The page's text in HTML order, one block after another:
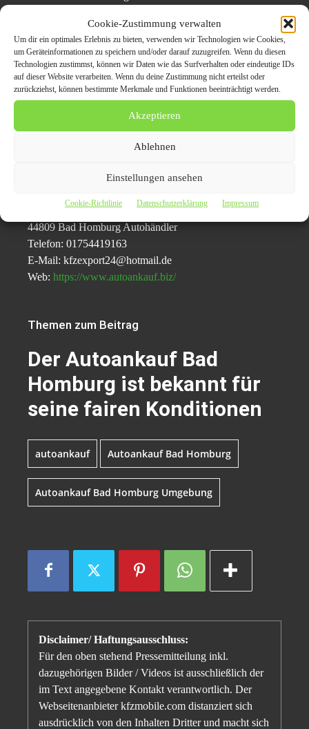
Cookie-Zustimmung verwalten
Um dir ein optimales Erlebnis zu bieten, verwenden wir Technologien wie Cookies,
um Geräteinformationen zu speichern und/oder darauf zuzugreifen. Wenn du diesen
Technologien zustimmst, können wir Daten wie das Surfverhalten oder eindeutige IDs
auf dieser Website verarbeiten. Wenn du deine Zustimmung nicht erteilst oder
zurückziehst, können bestimmte Merkmale und Funktionen beeinträchtigt werden.
Akzeptieren
Ablehnen
Einstellungen ansehen
Cookie-Richtlinie Datenschutzerklärung Impressum
Beim Autoankauf Bad Homburg steht
Kundenorientierung und langfristige Kundenbindung im
Mittelpunkt seines Interesses. Er ruft für jeden
Gebrauchten, egal, ob es sich um ein intaktes Fahrzeug
oder einen Unfallwagen handelt, ein Angebot zu sehr
guten Konditionen auf, ebenso für Gebrauchte mit
Getriebeschaden.
Dorstenerstr. 125 a
44809 Bad Homburg Autohändler
Telefon: 01754419163
E-Mail: kfzexport24@hotmail.de
Web: https://www.autoankauf.biz/
Themen zum Beitrag
Der Autoankauf Bad
Homburg ist bekannt für
seine fairen Konditionen
autoankauf Autoankauf Bad Homburg
Autoankauf Bad Homburg Umgebung
Disclaimer/ Haftungsausschluss:
Für den oben stehend Pressemitteilung inkl.
dazugehörigen Bilder / Videos ist ausschließlich der
im Text angegebene Kontakt verantwortlich. Der
Webseitenanbieter kfzmobile.com distanziert sich
ausdrücklich von den Inhalten Dritter und macht sich